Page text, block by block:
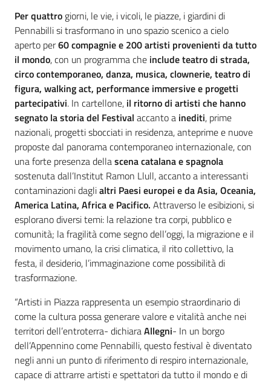
Per quattro giorni, le vie, i vicoli, le piazze, i giardini di
Pennabilli si trasformano in uno spazio scenico a cielo
aperto per60 compagnie e 200 artisti provenienti da tutto
il mondo, con un programma che include teatro di strada,
circo contemporaneo, danza, musica, clownerie, teatro di
figura, walking act, performance immersive e progetti
partecipativi. In cartellone, il ritorno di artisti che hanno
segnato la storia del Festival accanto a inediti, prime
nazionali, progetti sbocciati in residenza, anteprime e nuove
proposte dal panorama contemporaneo internazionale, con
una forte presenzadellascena catalana e spagnola
sostenuta dall’Institut Ramon Llull, accanto a interessanti
contaminazioni daglialtri Paesi europei e da Asia, Oceania,
America Latina, Africa e Pacifico. Attraverso le esibizioni, si
esplorano diversi temi: la relazione tra corpi, pubblico e
comunità; la fragilità come segno dell’oggi, la migrazione e il
movimento umano, la crisi climatica, il rito collettivo, la
festa, il desiderio, l’immaginazione come possibilità di
trasformazione.
“Artisti in Piazza rappresenta un esempio straordinario di
come la cultura possa generare valore e vitalità anche nei
territori dell’entroterra- dichiaraAllegni- In un borgo
dell’Appennino come Pennabilli, questo festival è diventato
negli anni un punto di riferimento di respiro internazionale,
capace di attrarre artisti e spettatori da tutto il mondo e di